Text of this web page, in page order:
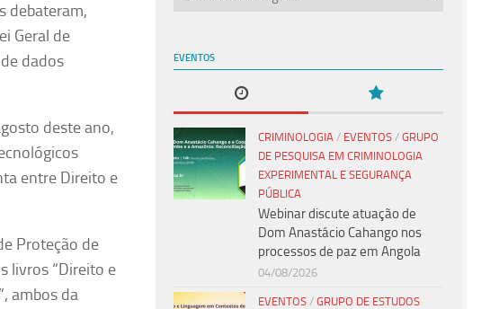
debateram,
Geral de
dados
deste ano,
entre Direito e
Proteção de
livros “Direito e
ambos da
EVENTOS
CRIMINOLOGIA / EVENTOS / GRUPO
DE PESQUISA EM CRIMINOLOGIA
EXPERIMENTAL E SEGURANÇA
PÚBLICA
Webinar discute atuação de
Dom Anastácio Cahango nos
processos de paz em Angola
04/08/2026
EVENTOS / GRUPO DE ESTUDOS